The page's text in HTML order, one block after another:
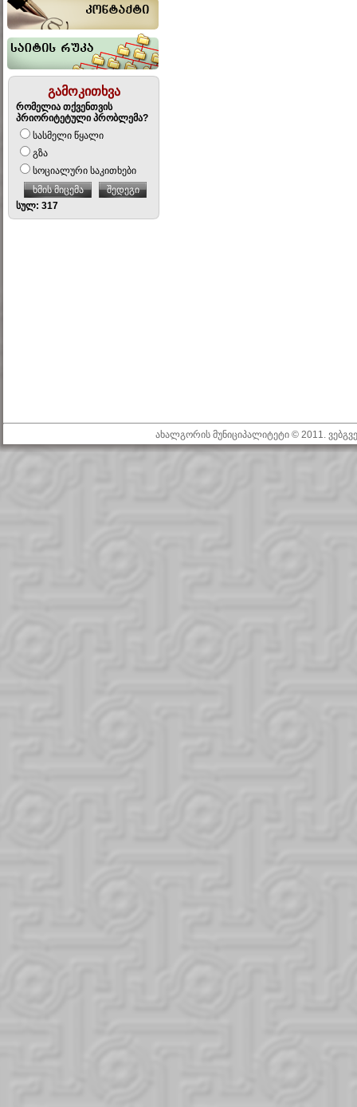
გამოკითხვა
რომელია თქვენთვის
პრიორიტეტული პრობლემა?
სასმელი წყალი
გზა
სოციალური საკითხები
ხმის მიცემა
შედეგი
სულ: 317
ახალგორის მუნიციპალიტეტი © 2011.